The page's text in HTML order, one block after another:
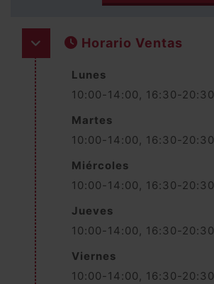
Horario Ventas
Lunes
10:00-14:00, 16:30-20:30
Martes
10:00-14:00, 16:30-20:30
Miércoles
10:00-14:00, 16:30-20:30
Jueves
10:00-14:00, 16:30-20:30
Viernes
10:00-14:00, 16:30-20:30